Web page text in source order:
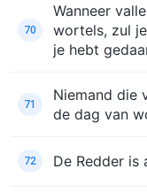
70
Wanneer
wortels, zul
je hebt
71
Niemand die
de dag van
72 De Redder is